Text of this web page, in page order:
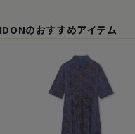
のおすすめアイテム